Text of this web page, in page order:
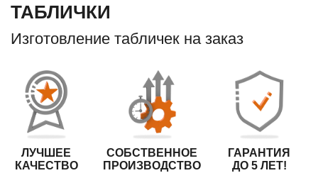
ТАБЛИЧКИ
Изготовление табличек на заказ
ЛУЧШЕЕ
КАЧЕСТВО
СОБСТВЕННОЕ
ПРОИЗВОДСТВО
ГАРАНТИЯ
ДО 5 ЛЕТ!